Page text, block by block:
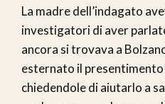
La madre dell’indagato
investigatori di aver
ancora si trovava a
esternato il
chiedendole di aiutarlo a